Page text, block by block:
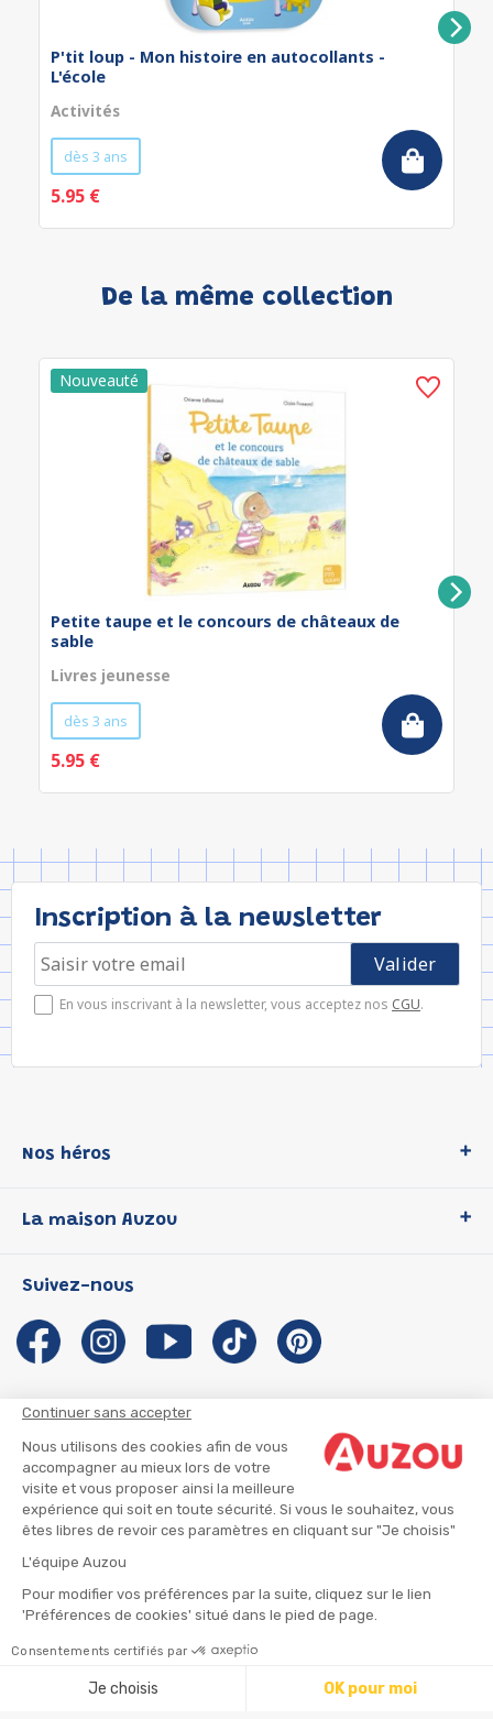
Continuer sans accepter
Nous utilisons des cookies afin de vous
accompagner au mieux lors de votre
visite et vous proposer ainsi la meilleure
expérience qui soit en toute sécurité. Si vous le souhaitez, vous
êtes libres de revoir ces paramètres en cliquant sur "Je choisis"
L'équipe Auzou
Pour modifier vos préférences par la suite, cliquez sur le lien
'Préférences de cookies' situé dans le pied de page.
Consentements certifiés par
Je choisis OK pour moi
P'tit loup - Mon histoire en autocollants -
L'école
Activités
dès 3 ans
5.95 €
De la même collection
Petite taupe et le concours de châteaux de
sable
Livres jeunesse
dès 3 ans
5.95 €
Inscription à la newsletter
En vous inscrivant à la newsletter, vous acceptez nos CGU.
Nos héros
P'tit Loup
Les Influenceuses
Migali
Petite Taupe
La maison Auzou
Notre histoire
Auzou s'engage
Auteurs et illustrateurs Auzou
Suivre mon colis
Infos consommateur
Suivez-nous
CGU
CGV
Mentions légales
© 2026 - AUZOU |